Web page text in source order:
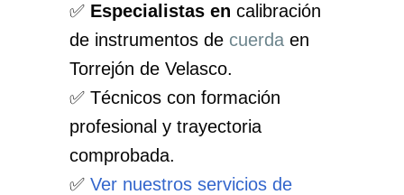
✅ Especialistas en calibración
de instrumentos de cuerdaen
Torrejón de Velasco.
✅ Técnicos con formación
profesional y trayectoria
comprobada.
✅ Ver nuestros servicios de